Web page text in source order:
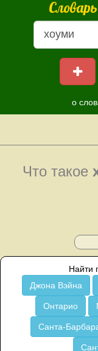
о
Что такое
Найти
Джона Вэйна
Онтарио
Санта-